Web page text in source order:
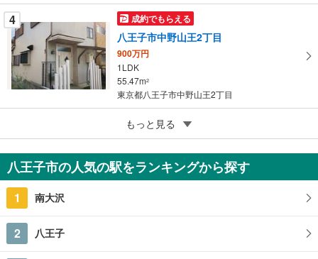
4 成約でもらえる
八王子市中野山王2丁目
900万円
1LDK
55.47m2
東京都八王子市中野山王2丁目
成約でもらえる
八王子市下柚木
4,980万円
5LDK以上
もっと見る
八王子市の人気の駅をランキングから探す
1 南大沢
2 八王子